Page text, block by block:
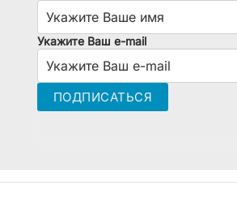
Укажите Ваш e-mail